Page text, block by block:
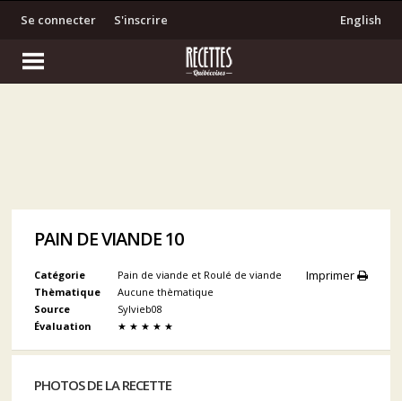
S'inscrire
Se connecter English
PAIN DE VIANDE 10
Imprimer
Catégorie
Pain de viande et Roulé de viande
Thèmatique
Aucune thèmatique
Source
Sylvieb08
Évaluation
★ ★ ★ ★ ★
PHOTOS DE LA RECETTE